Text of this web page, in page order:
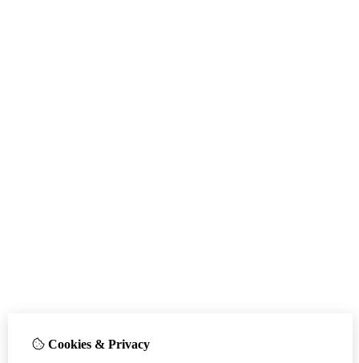
Cookies & Privacy